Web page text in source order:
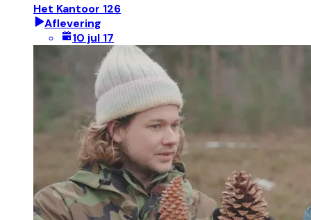
Het Kantoor 126
Aflevering
10 jul 17